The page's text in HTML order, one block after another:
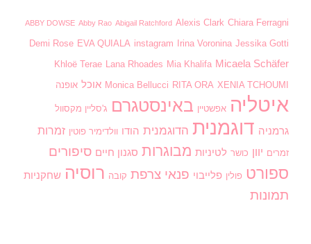
ABBY DOWSE Abby Rao Abigail Ratchford Alexis Clark Chiara Ferragni
Demi Rose EVA QUIALA instagram Irina Voronina Jessika Gotti
Khloë Terae Lana Rhoades Mia Khalifa Micaela Schäfer
Monica Bellucci RITA ORA XENIA TCHOUMI אוכל אופנה
איטליה אפשטיין באינסטגרם ג'סליין מקסוול
גרמניה דוגמנית הדוגמנית הודו וולדימיר פוטין זמרות
זמרים יוון כושר לטיניות מבוגרות סגנון חיים סיפורים
ספורט פולין פלייבוי פנאי צרפת קובה רוסיה שחקניות
תמונות